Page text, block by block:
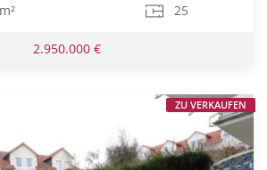
25
2.950.000 €
ZU VERKAUFEN